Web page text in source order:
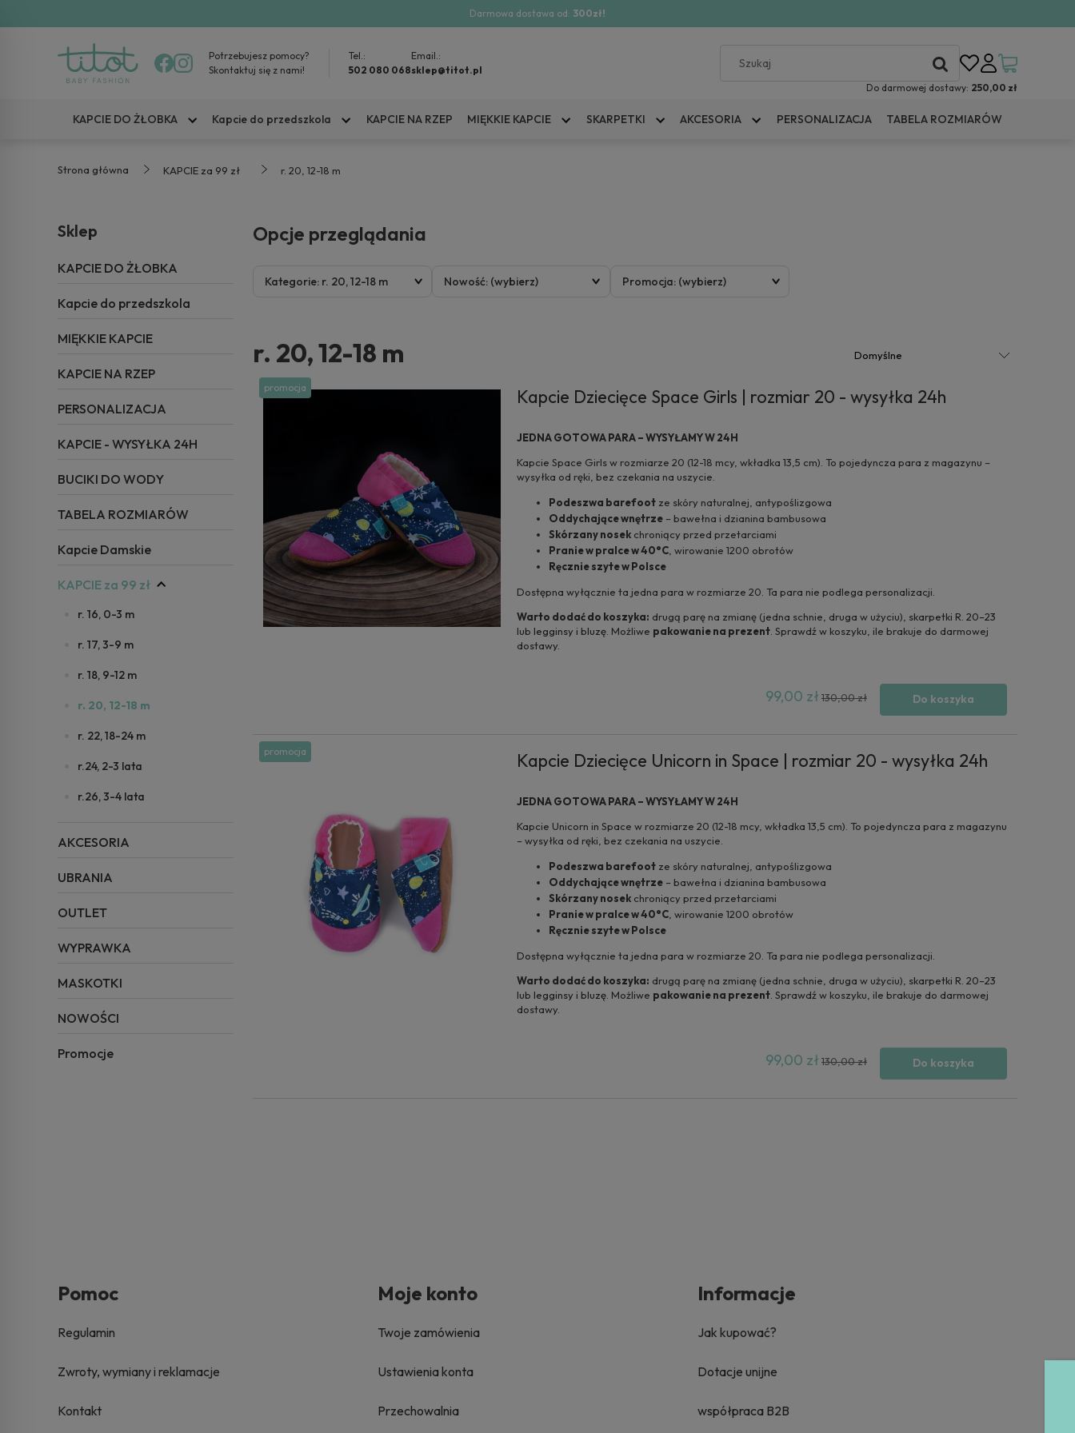
Darmowa dostawa od: 300zł!
Potrzebujesz pomocy?
Skontaktuj się z nami!
Tel.:
502 080 068
Email.:
sklep@titot.pl
Do darmowej dostawy: 250,00 zł
KAPCIE DO ŻŁOBKA Kapcie do przedszkola KAPCIE NA RZEP MIĘKKIE KAPCIE SKARPETKI AKCESORIA PERSONALIZACJA TABELA ROZMIARÓW
Strona główna KAPCIE za 99 zł r. 20, 12-18 m
Sklep
KAPCIE DO ŻŁOBKA
Kapcie do przedszkola
MIĘKKIE KAPCIE
KAPCIE NA RZEP
PERSONALIZACJA
KAPCIE - WYSYŁKA 24H
BUCIKI DO WODY
TABELA ROZMIARÓW
Kapcie Damskie
KAPCIE za 99 zł
r. 16, 0-3 m
r. 17, 3-9 m
r. 18, 9-12 m
r. 20, 12-18 m
r. 22, 18-24 m
r.24, 2-3 lata
r.26, 3-4 lata
AKCESORIA
UBRANIA
OUTLET
WYPRAWKA
MASKOTKI
NOWOŚCI
Promocje
Opcje przeglądania
Kategorie: r. 20, 12-18 m Nowość: (wybierz) Promocja: (wybierz)
r. 20, 12-18 m
Kapcie Dziecięce Space Girls | rozmiar 20 - wysyłka 24h
JEDNA GOTOWA PARA – WYSYŁAMY W 24H
Kapcie Space Girls w rozmiarze 20 (12-18 mcy, wkładka 13,5 cm). To pojedyncza para z magazynu –
wysyłka od ręki, bez czekania na uszycie.
Podeszwa barefootze skóry naturalnej, antypoślizgowa
Oddychające wnętrze– bawełna i dzianina bambusowa
Skórzany nosekchroniący przed przetarciami
Pranie w pralce w 40°C, wirowanie 1200 obrotów
Ręcznie szyte w Polsce
Dostępna wyłącznie ta jedna para w rozmiarze 20. Ta para nie podlega personalizacji.
Warto dodać do koszyka: drugą parę na zmianę (jedna schnie, druga w użyciu), skarpetki R. 20–23
lub legginsy i bluzę. Możliwe pakowanie na prezent. Sprawdź w koszyku, ile brakuje do darmowej
dostawy.
99,00 zł 130,00 zł Do koszyka
promocja
Kapcie Dziecięce Unicorn in Space | rozmiar 20 - wysyłka 24h
JEDNA GOTOWA PARA – WYSYŁAMY W 24H
Kapcie Unicorn in Space w rozmiarze 20 (12-18 mcy, wkładka 13,5 cm). To pojedyncza para z magazynu
– wysyłka od ręki, bez czekania na uszycie.
Podeszwa barefootze skóry naturalnej, antypoślizgowa
Oddychające wnętrze– bawełna i dzianina bambusowa
Skórzany nosekchroniący przed przetarciami
Pranie w pralce w 40°C, wirowanie 1200 obrotów
Ręcznie szyte w Polsce
Dostępna wyłącznie ta jedna para w rozmiarze 20. Ta para nie podlega personalizacji.
Warto dodać do koszyka: drugą parę na zmianę (jedna schnie, druga w użyciu), skarpetki R. 20–23
lub legginsy i bluzę. Możliwe pakowanie na prezent. Sprawdź w koszyku, ile brakuje do darmowej
dostawy.
99,00 zł 130,00 zł Do koszyka
promocja
Pomoc
Regulamin
Zwroty, wymiany i reklamacje
Kontakt
Moje konto
Twoje zamówienia
Ustawienia konta
Przechowalnia
Informacje
Jak kupować?
Dotacje unijne
współpraca B2B